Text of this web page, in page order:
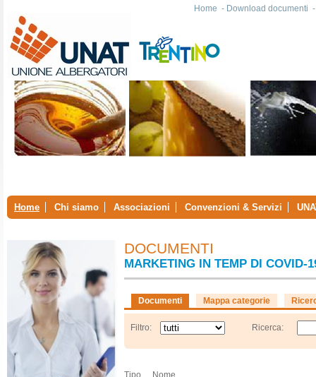
Home - Download documenti
Home Chi siamo Associazioni Convenzioni & Servizi
DOCUMENTI
MARKETING IN TEMP DI COVID-
Documenti Mappa categorie
Filtro: Ricerca:
Tipo Nome